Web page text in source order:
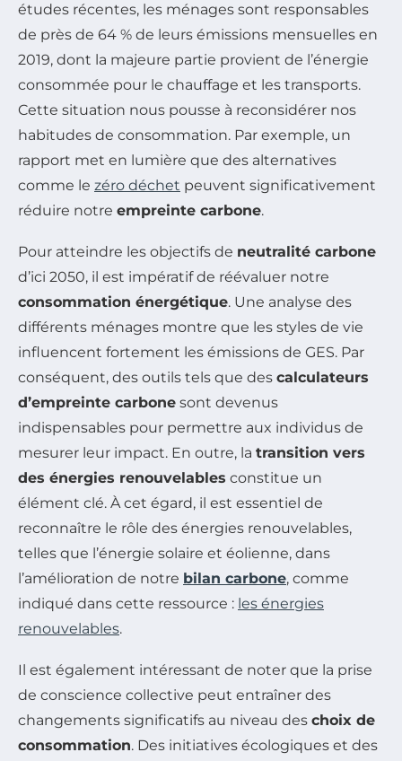
études récentes, les ménages sont responsables
de près de 64 % de leurs émissions mensuelles en
2019, dont la majeure partie provient de l’énergie
consommée pour le chauffage et les transports.
Cette situation nous pousse à reconsidérer nos
habitudes de consommation. Par exemple, un
rapport met en lumière que des alternatives
comme le zéro déchet peuvent significativement
réduire notre empreinte carbone.
Pour atteindre les objectifs de neutralité carbone
d’ici 2050, il est impératif de réévaluer notre
consommation énergétique. Une analyse des
différents ménages montre que les styles de vie
influencent fortement les émissions de GES. Par
conséquent, des outils tels que des calculateurs
d’empreinte carbone sont devenus
indispensables pour permettre aux individus de
mesurer leur impact. En outre, la transition vers
des énergies renouvelables constitue un
élément clé. À cet égard, il est essentiel de
reconnaître le rôle des énergies renouvelables,
telles que l’énergie solaire et éolienne, dans
l’amélioration de notre bilan carbone, comme
indiqué dans cette ressource : les énergies
renouvelables.
Il est également intéressant de noter que la prise
de conscience collective peut entraîner des
changements significatifs au niveau des choix de
consommation. Des initiatives écologiques et des